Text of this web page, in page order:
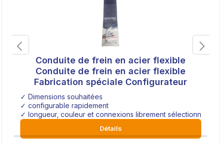
Conduite de frein en acier flexible
Conduite de frein en acier flexible
Fabrication spéciale Configurateur
✓ Dimensions souhaitées
✓ configurable rapidement
✓ longueur, couleur et connexions librement sélectionnables
Détails